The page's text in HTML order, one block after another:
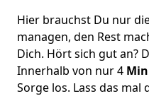
Hier brauchst Du nur
managen, den Rest
Dich. Hört sich gut an?
Innerhalb von nur 4
Sorge los. Lass das mal